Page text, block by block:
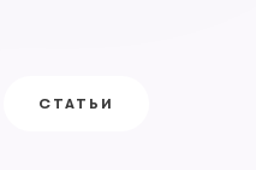
СТАТЬИ